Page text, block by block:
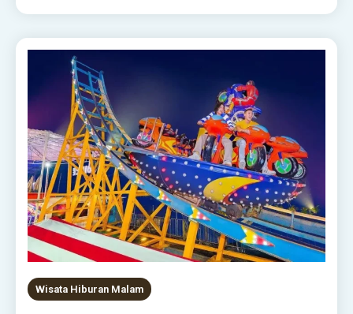
Wisata Hiburan Malam